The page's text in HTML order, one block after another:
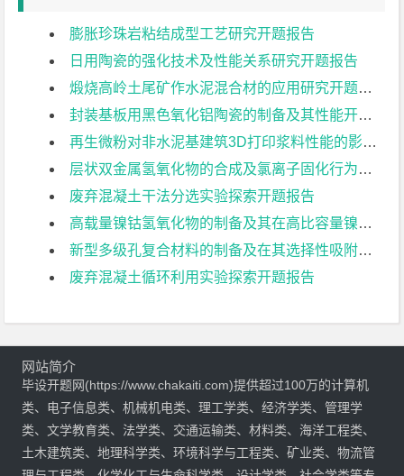
膨胀珍珠岩粘结成型工艺研究开题报告
日用陶瓷的强化技术及性能关系研究开题报告
煅烧高岭土尾矿作水泥混合材的应用研究开题报告
封装基板用黑色氧化铝陶瓷的制备及其性能开题报告
再生微粉对非水泥基建筑3D打印浆料性能的影响开题报告
层状双金属氢氧化物的合成及氯离子固化行为开题报告
废弃混凝土干法分选实验探索开题报告
高载量镍钴氢氧化物的制备及其在高比容量镍锌电池中的倍率性能优化开题报告
新型多级孔复合材料的制备及在其选择性吸附脱硫中的应用开题报告
废弃混凝土循环利用实验探索开题报告
网站简介
毕设开题网(https://www.chakaiti.com)提供超过100万的计算机
类、电子信息类、机械机电类、理工学类、经济学类、管理学
类、文学教育类、法学类、交通运输类、材料类、海洋工程类、
土木建筑类、地理科学类、环境科学与工程类、矿业类、物流管